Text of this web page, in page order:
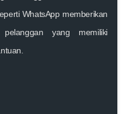
WhatsApp memberikan
yang memiliki